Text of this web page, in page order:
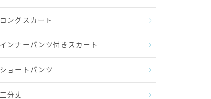
ロングスカート
インナーパンツ付きスカート
ショートパンツ
三分丈